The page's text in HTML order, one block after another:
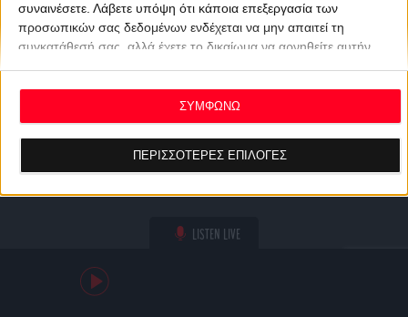
συναινέσετε. Λάβετε υπόψη ότι κάποια επεξεργασία των
προσωπικών σας δεδομένων ενδέχεται να μην απαιτεί τη
συγκατάθεσή σας, αλλά έχετε το δικαίωμα να αρνηθείτε αυτήν
ανακαλέσετε τη συγκατάθεσή σας ανά πάσα στιγμή
επιστρέφοντας σε αυτόν τον ιστότοπο και κάνοντας κλικ στο
κουμπί "Απορρήτου" στο κάτω μέρος της ιστοσελίδας.
ΠΕΡΙΣΣΟΤΕΡΕΣ ΕΠΙΛΟΓΕΣ
ΣΥΜΦΩΝΩ
LISTEN LIVE